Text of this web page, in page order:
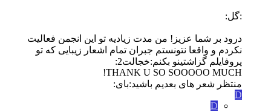
:گل:
درود بر شما عزیز! من مدت زیادیه تو این انجمن فعالیت
نکردم و واقعا نتونستم جبران تمام اشعار زیبایی که تو
پروفایلم گزاشتینو بکنم:خجالت2:
THANK U SO SOOOOO MUCH!
منتظر شعر های بعدیم باشید:بای:
D
D